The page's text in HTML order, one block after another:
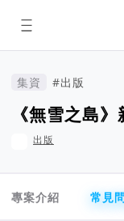
集資 #出版
《無雪之島
出版
專案介紹
常見